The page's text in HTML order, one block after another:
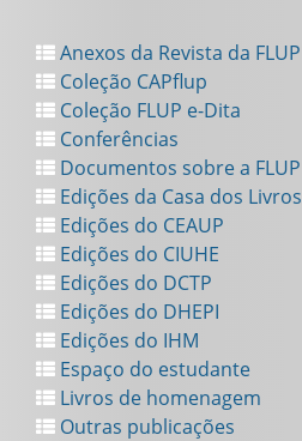
Anexos da Revista da FLUP
Coleção CAPflup
Coleção FLUP e-Dita
Conferências
Documentos sobre a FLUP
Edições da Casa dos Livros
Edições do CEAUP
Edições do CIUHE
Edições do DCTP
Edições do DHEPI
Edições do IHM
Espaço do estudante
Livros de homenagem
Outras publicações